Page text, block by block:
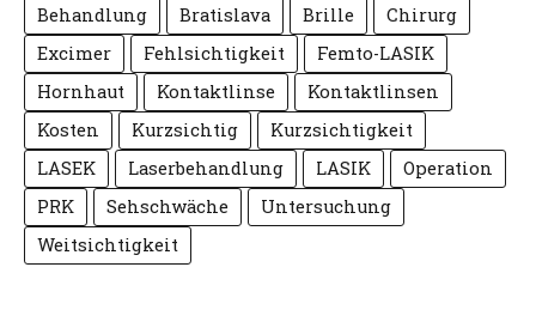
Behandlung
Bratislava Brille
Chirurg
Excimer
Fehlsichtigkeit
Femto-LASIK
Hornhaut
Kontaktlinse
Kontaktlinsen
Kosten
Kurzsichtig
Kurzsichtigkeit
LASEK
Laserbehandlung LASIK
Operation
PRK
Sehschwäche
Untersuchung
Weitsichtigkeit